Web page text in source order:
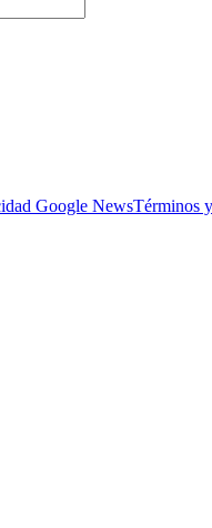
Google NewsTérminos